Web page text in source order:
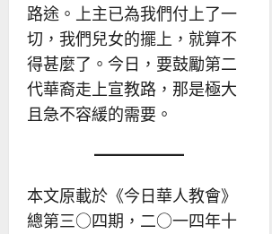
路途。上主已為我們付上了一
切，我們兒女的擺上，就算不
得甚麼了。今日，要鼓勵第二
代華裔走上宣教路，那是極大
且急不容緩的需要。
本文原載於《今日華人教會》
總第三○四期，二○一四年十